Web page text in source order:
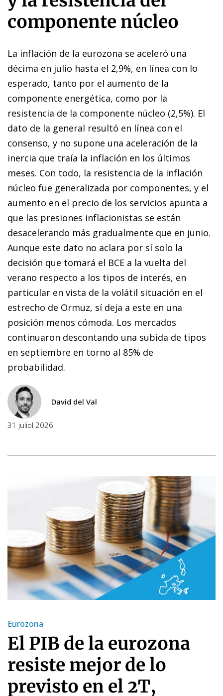
componente núcleo
La inflación de la eurozona se aceleró una
décima en julio hasta el 2,9%, en línea con lo
esperado, tanto por el aumento de la
componente energética, como por la
resistencia de la componente núcleo (2,5%). El
dato de la general resultó en línea con el
consenso, y no supone una aceleración de la
inercia que traía la inflación en los últimos
meses. Con todo, la resistencia de la inflación
núcleo fue generalizada por componentes, y el
aumento en el precio de los servicios apunta a
que las presiones inflacionistas se están
desacelerando más gradualmente que en junio.
Aunque este dato no aclara por sí solo la
decisión que tomará el BCE a la vuelta del
verano respecto a los tipos de interés, en
particular en vista de la volátil situación en el
estrecho de Ormuz, sí deja a este en una
posición menos cómoda. Los mercados
continuaron descontando una subida de tipos
en septiembre en torno al 85% de
probabilidad.
David del Val
31 juliol 2026
Eurozona
El PIB de la eurozona
resiste mejor de lo
previsto en el 2T,